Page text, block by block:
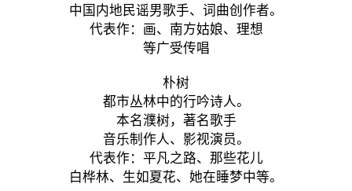
中国内地民谣男歌手、词曲创作者。
代表作：画、南方姑娘、理想
等广受传唱
朴树
都市丛林中的行吟诗人。
本名濮树，著名歌手
音乐制作人、影视演员。
代表作：平凡之路、那些花儿
白桦林、生如夏花、她在睡梦中等。